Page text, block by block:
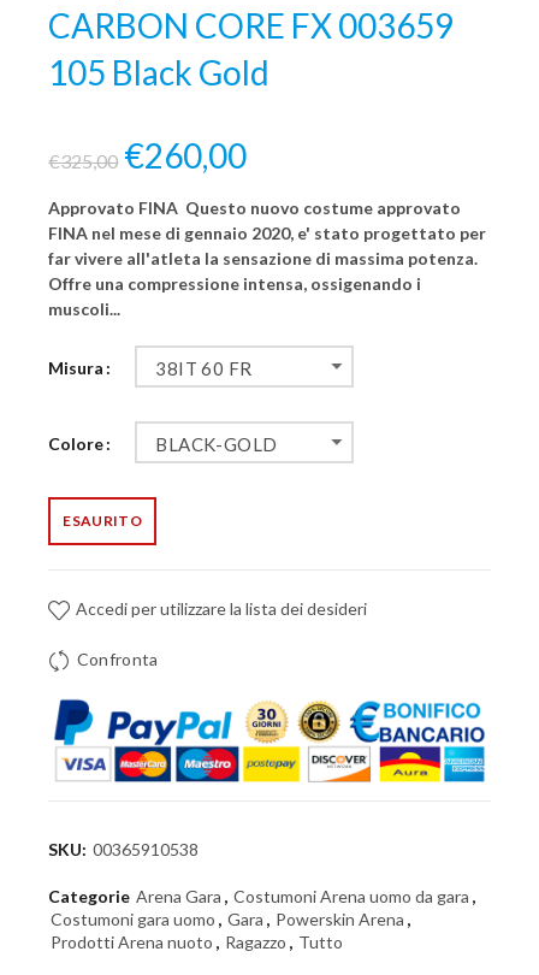
CARBON CORE FX 003659
105 Black Gold
€325,00 €260,00
Approvato FINA Questo nuovo costume approvato
FINA nel mese di gennaio 2020, e' stato progettato per
far vivere all'atleta la sensazione di massima potenza.
Offre una compressione intensa, ossigenando i
muscoli...
Misura 38IT 60 FR
Colore BLACK-GOLD
ESAURITO
Accedi per utilizzare la lista dei desideri
Confronta
SKU: 00365910538
Categorie Arena Gara , Costumoni Arena uomo da gara ,
Costumoni gara uomo , Gara , Powerskin Arena ,
Prodotti Arena nuoto , Ragazzo , Tutto